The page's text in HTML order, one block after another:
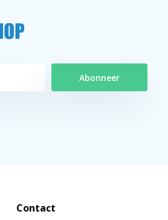
Abonneer
Contact